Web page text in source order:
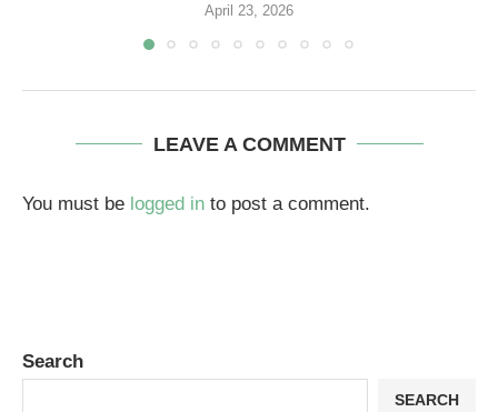
April 23, 2026
LEAVE A COMMENT
You must be logged in to post a comment.
Search
SEARCH